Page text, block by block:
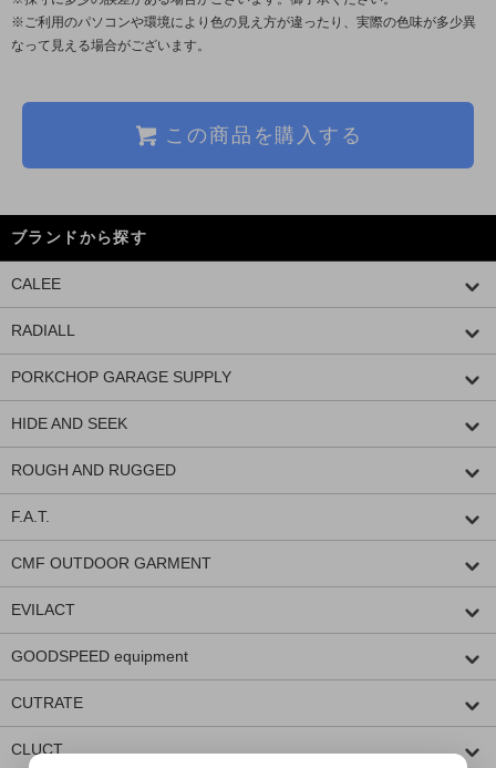
※ご利用のパソコンや環境により色の見え方が違ったり、実際の色味が多少異
なって見える場合がございます。
この商品を購入する
ブランドから探す
CALEE
RADIALL
PORKCHOP GARAGE SUPPLY
HIDE AND SEEK
ROUGH AND RUGGED
F.A.T.
CMF OUTDOOR GARMENT
EVILACT
GOODSPEED equipment
CUTRATE
CLUCT